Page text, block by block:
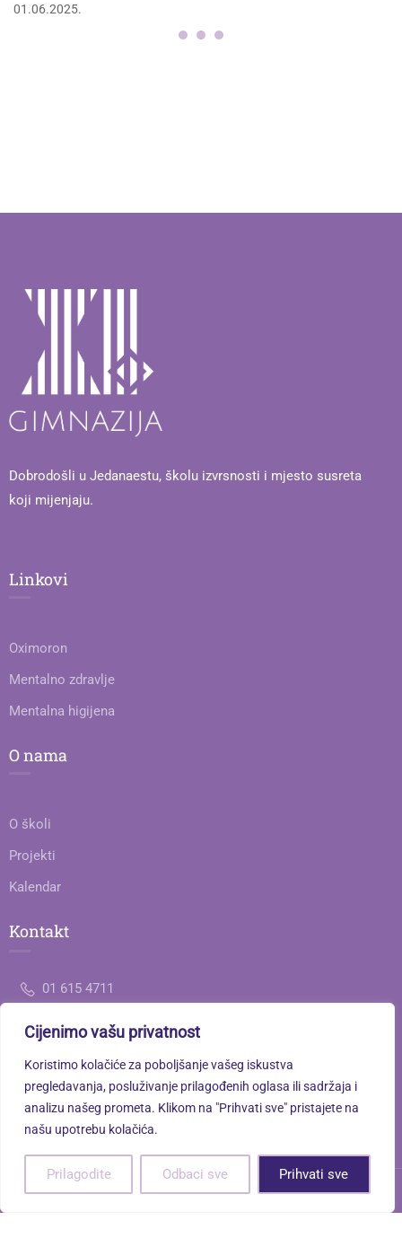
Cijenimo vašu privatnost
Koristimo kolačiće za poboljšanje vašeg iskustva
pregledavanja, posluživanje prilagođenih oglasa ili sadržaja i
analizu našeg prometa. Klikom na "Prihvati sve" pristajete na
našu upotrebu kolačića.
Prilagodite Odbaci sve Prihvati sve
01.06.2025.
Dobrodošli u Jedanaestu, školu izvrsnosti i mjesto susreta
koji mijenjaju.
Linkovi
Oximoron
Mentalno zdravlje
Mentalna higijena
O nama
O školi
Projekti
Kalendar
Kontakt
01 615 4711
ured@gimnazija-jedanaesta-zg.skole.hr
Savska cesta 77, 10000 Zagreb